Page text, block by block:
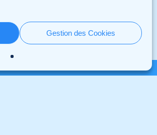
Gestion des Cookies